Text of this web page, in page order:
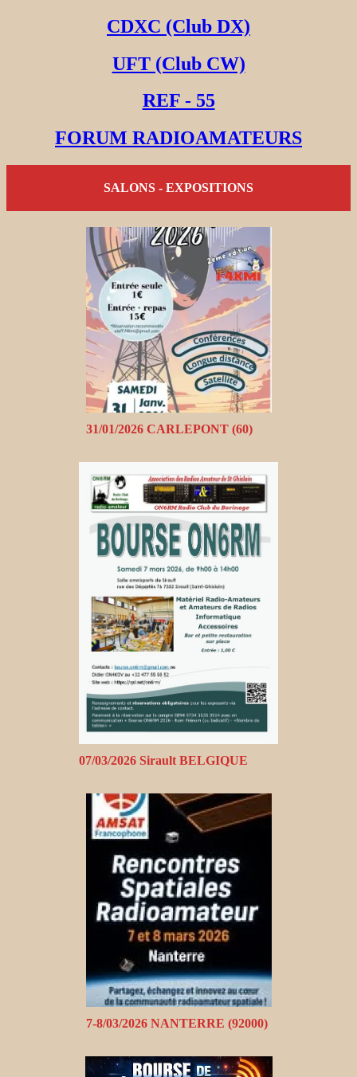
CDXC (Club DX)
UFT (Club CW)
REF - 55
FORUM RADIOAMATEURS
SALONS - EXPOSITIONS
31/01/2026 CARLEPONT (60)
07/03/2026 Sirault BELGIQUE
7-8/03/2026 NANTERRE (92000)